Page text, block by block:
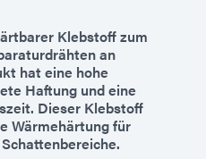
Klebstoff zum
an
hat eine hohe
Haftung und eine
Dieser Klebstoff
Wärmehärtung für